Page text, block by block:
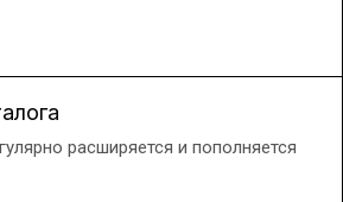
расширяется и пополняется